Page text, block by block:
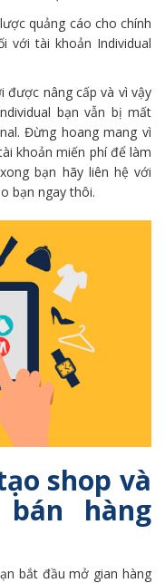
quảng cáo cho chính
với tài khoản Individual
được nâng cấp và vì vậy
bạn vẫn bị mất
Đừng hoang mang vì
khoản miến phí để làm
bạn hãy liên hệ với
bạn ngay thôi.
shop và
hàng
bắt đầu mở gian hàng